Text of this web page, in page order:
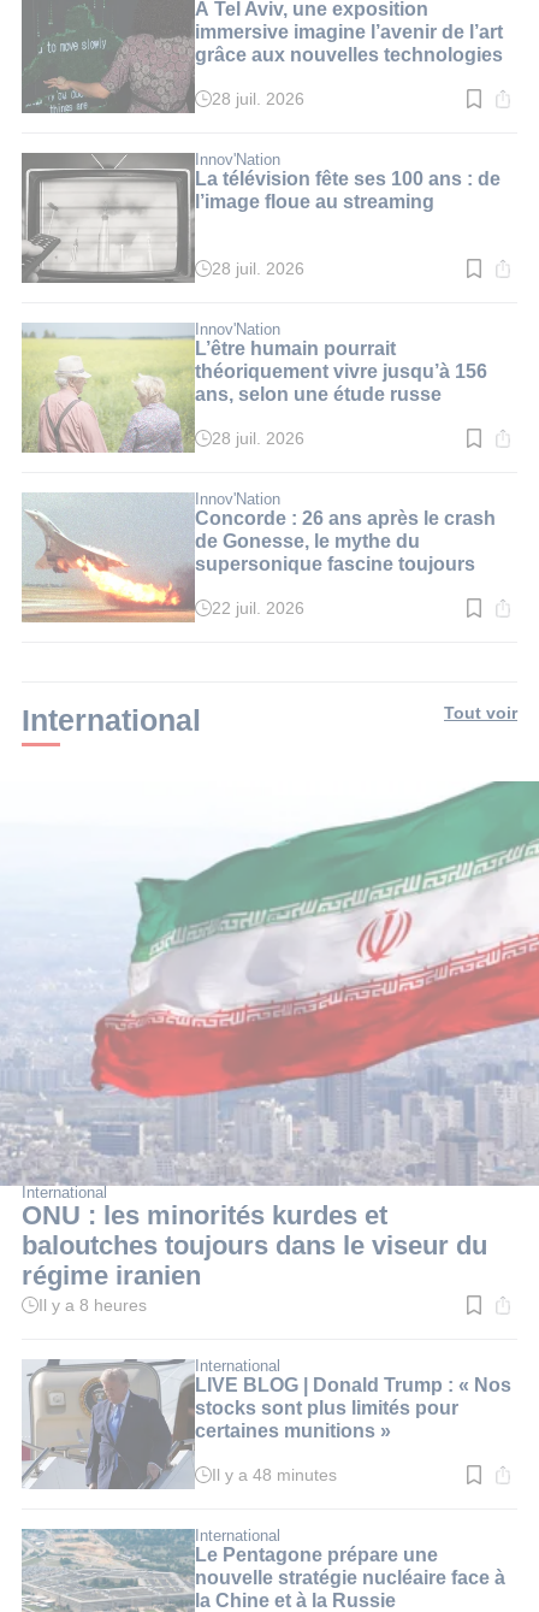
2
min.
À Tel Aviv, une exposition
immersive imagine l’avenir de l’art
grâce aux nouvelles technologies
Temps
:
3
min.
28 juil. 2026
Innov'Nation
La télévision fête ses 100 ans : de
l’image floue au streaming
Temps
:
2
min.
28 juil. 2026
Innov'Nation
L’être humain pourrait
théoriquement vivre jusqu’à 156
ans, selon une étude russe
Temps
:
3
min.
28 juil. 2026
Innov'Nation
Concorde : 26 ans après le crash
de Gonesse, le mythe du
supersonique fascine toujours
Temps
22 juil. 2026
International Tout voir
International
ONU : les minorités kurdes et
baloutches toujours dans le viseur du
régime iranien
Temps
:
2
min.
Il y a 8 heures
International
LIVE BLOG | Donald Trump : « Nos
stocks sont plus limités pour
certaines munitions »
Temps
:
1
min.
Il y a 48 minutes
International
Le Pentagone prépare une
nouvelle stratégie nucléaire face à
la Chine et à la Russie